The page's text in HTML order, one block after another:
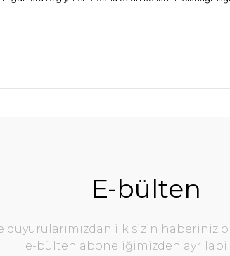
E-bülten
duyurularımızdan ilk sizin haberiniz
e-bülten aboneliğimizden